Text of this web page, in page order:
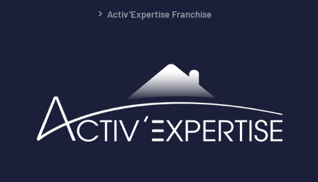
Activ’Expertise Franchise